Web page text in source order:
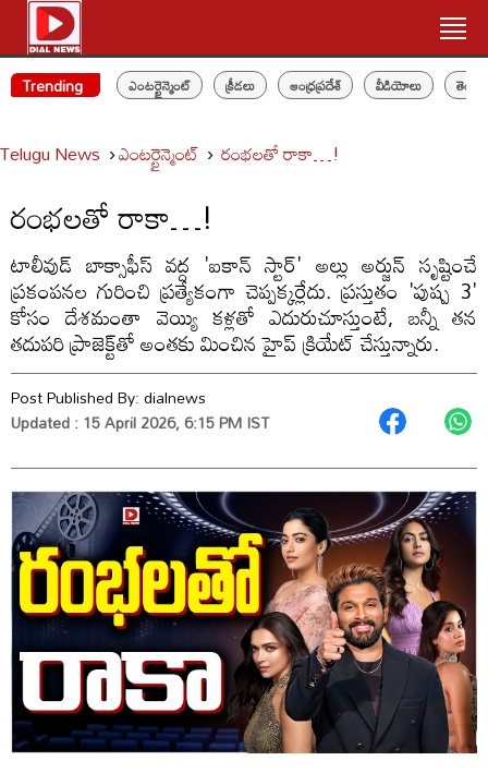
Trending ఎంటర్టైన్మెంట్ క్రీడలు ఆంధ్రప్రదేశ్ వీడియోలు
Telugu News ఎంటర్టైన్మెంట్ రంభలతో రాకా…!
రంభలతో రాకా…!
టాలీవుడ్ బాక్సాఫీస్ వద్ద 'ఐకాన్ స్టార్' అల్లు అర్జున్ సృష్టించే
ప్రకంపనల గురించి ప్రత్యేకంగా చెప్పక్కర్లేదు. ప్రస్తుతం 'పుష్ప 3'
కోసం దేశమంతా వెయ్యి కళ్లతో ఎదురుచూస్తుంటే, బన్నీ తన
తదుపరి ప్రాజెక్ట్‌తో అంతకు మించిన హైప్ క్రియేట్ చేస్తున్నారు.
Post Published By:dialnews
Updated : 15 April 2026, 6:15 PM IST